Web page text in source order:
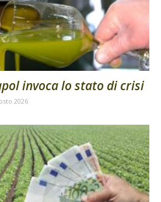
invoca lo stato di crisi
2026